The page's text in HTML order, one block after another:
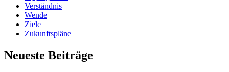
Verständnis
Wende
Ziele
Zukunftspläne
Neueste Beiträge